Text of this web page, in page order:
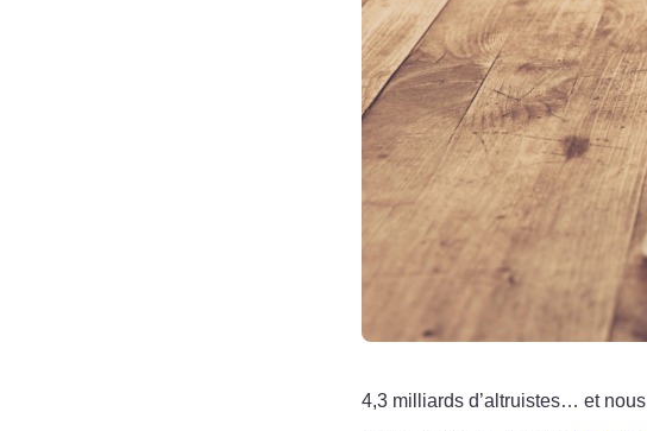
4,3 milliards d’altruistes… et nous